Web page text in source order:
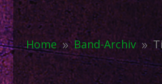
Home 9 Band-Archiv 9